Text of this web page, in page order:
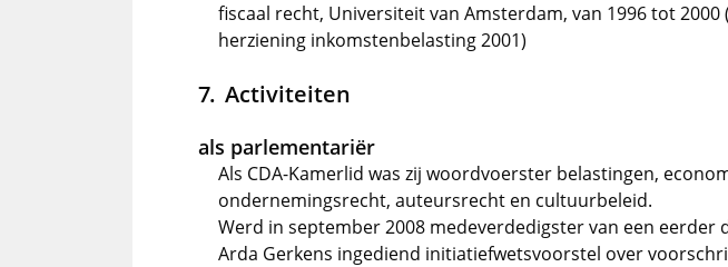
fiscaal recht, Universiteit van Amsterdam, van 1996 tot
herziening inkomstenbelasting 2001)
Activiteiten
als parlementariër
Als CDA-Kamerlid was zij woordvoerster belastingen,
ondernemingsrecht, auteursrecht en cultuurbeleid.
Werd in september 2008 medeverdedigster van een eerder
Arda Gerkens ingediend initiatiefwetsvoorstel over